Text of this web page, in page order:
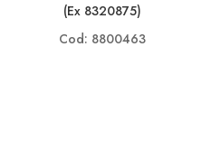
(ex 8320875)
Cod: 8800463